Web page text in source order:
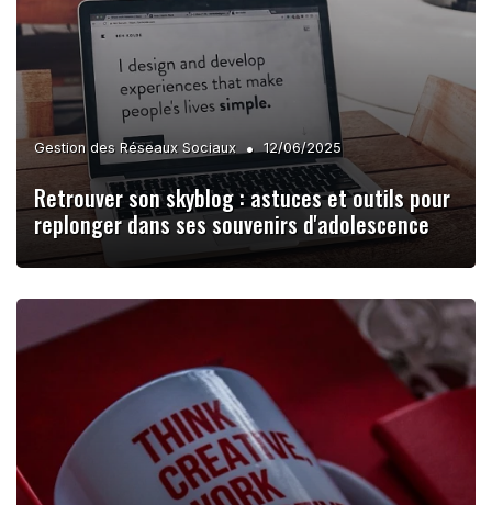
Gestion des Réseaux Sociaux • 12/06/2025
Retrouver son skyblog : astuces et outils pour
replonger dans ses souvenirs d'adolescence